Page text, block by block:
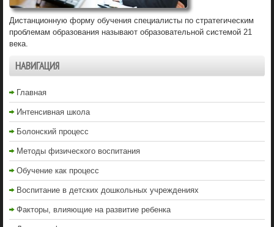
Дистанционную форму обучения специалисты по стратегическим
проблемам образования называют образовательной системой 21
века.
НАВИГАЦИЯ
Главная
Интенсивная школа
Болонский процесс
Методы физического воспитания
Обучение как процесс
Воспитание в детских дошкольных учреждениях
Факторы, влияющие на развитие ребенка